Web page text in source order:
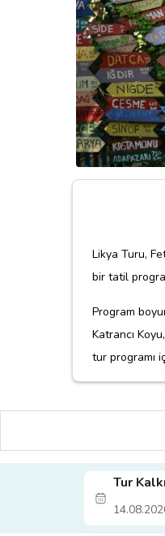
Likya Turu,
bir tatil
Program
Katrancı
tur programı
bir arada
Tur Kodu:
Tur